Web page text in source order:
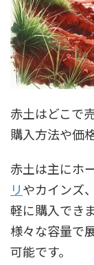
赤土はどこで
購入方法や価
赤土は主にホ
リやカインズ
軽に購入でき
様々な容量で
可能です。